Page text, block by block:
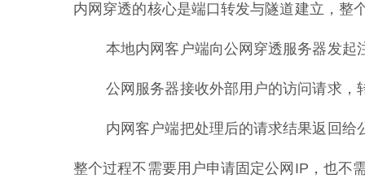
内网穿透的核心是端口转发与隧道建立，整
本地内网客户端向公网穿透服务器发起
公网服务器接收外部用户的访问请求，
内网客户端把处理后的请求结果返回给
整个过程不需要用户申请固定公网IP，也不